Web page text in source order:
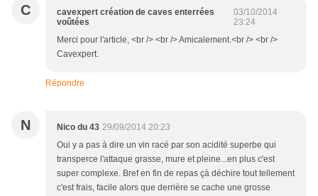
C
cavexpert création de caves enterrées
voûtées
03/10/2014
23:24
Merci pour l'article, <br /> <br /> Amicalement.<br /> <br />
Cavexpert.
Répondre
N Nico du 43 29/09/2014 20:23
Oui y a pas à dire un vin racé par son acidité superbe qui
transperce l'attaque grasse, mure et pleine...en plus c'est
super complexe. Bref en fin de repas çà déchire tout tellement
c'est frais, facile alors que derrière se cache une grosse